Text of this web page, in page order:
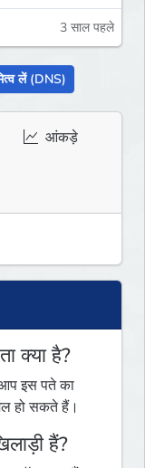
3 साल पहले
लें (DNS)
आंकड़े
क्या है?
इस पते का
हो सकते हैं।
हैं?